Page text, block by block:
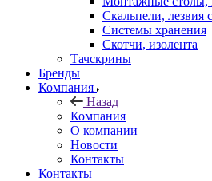
Скальпели, лезвия
Системы хранения
Скотчи, изолента
Тачскрины
Бренды
Компания
Назад
Компания
О компании
Новости
Контакты
Контакты